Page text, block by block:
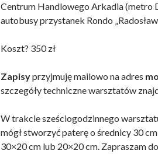
Centrum Handlowego Arkadia (metro
autobusy przystanek Rondo
Koszt? 350 zł
Zapisyprzyjmuję mailowo na adres
szczegóły techniczne warsztatów
W trakcie sześciogodzinnego
mógł stworzyć paterę o średnicy 30
30×20 cm lub 20×20 cm. Zapraszam